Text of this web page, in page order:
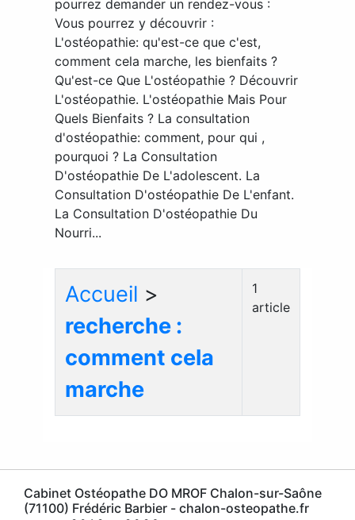
pourrez demander un rendez-vous :
Vous pourrez y découvrir :
L'ostéopathie: qu'est-ce que c'est,
comment cela marche, les bienfaits ?
Qu'est-ce Que L'ostéopathie ? Découvrir
L'ostéopathie. L'ostéopathie Mais Pour
Quels Bienfaits ? La consultation
d'ostéopathie: comment, pour qui ,
pourquoi ? La Consultation
D'ostéopathie De L'adolescent. La
Consultation D'ostéopathie De L'enfant.
La Consultation D'ostéopathie Du
Nourri...
Accueil >
recherche :
comment cela
marche
1
article
Cabinet Ostéopathe DO MROF Chalon-sur-Saône
(71100) Frédéric Barbier - chalon-osteopathe.fr